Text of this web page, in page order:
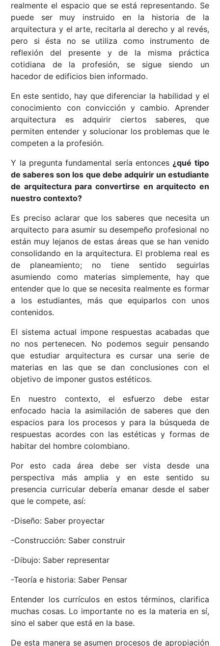
realmente el espacio que se está representando. Se
puede ser muy instruido en la historia de la
arquitectura y el arte, recitarla al derecho y al revés,
pero si ésta no se utiliza como instrumento de
reflexión del presente y de la misma práctica
cotidiana de la profesión, se sigue siendo un
hacedor de edificios bien informado.
En este sentido, hay que diferenciar la habilidad y el
conocimiento con convicción y cambio. Aprender
arquitectura es adquirir ciertos saberes, que
permiten entender y solucionar los problemas que le
competen a la profesión.
Y la pregunta fundamental sería entonces¿qué tipo
de saberes son los que debe adquirir un estudiante
de arquitectura para convertirse en arquitecto en
nuestro contexto?
Es preciso aclarar que los saberes que necesita un
arquitecto para asumir su desempeño profesional no
están muy lejanos de estas áreas que se han venido
consolidando en la arquitectura. El problema real es
de planeamiento; no tiene sentido seguirlas
asumiendo como materias simplemente, hay que
entender que lo que se necesita realmente es formar
a los estudiantes, más que equiparlos con unos
contenidos.
El sistema actual impone respuestas acabadas que
no nos pertenecen. No podemos seguir pensando
que estudiar arquitectura es cursar una serie de
materias en las que se dan conclusiones con el
objetivo de imponer gustos estéticos.
En nuestro contexto, el esfuerzo debe estar
enfocado hacia la asimilación de saberes que den
espacios para los procesos y para la búsqueda de
respuestas acordes con las estéticas y formas de
habitar del hombre colombiano.
Por esto cada área debe ser vista desde una
perspectiva más amplia y en este sentido su
presencia curricular debería emanar desde el saber
que le compete, así:
-Diseño: Saber proyectar
-Construcción: Saber construir
-Dibujo: Saber representar
-Teoría e historia: Saber Pensar
Entender los currículos en estos términos, clarifica
muchas cosas. Lo importante no es la materia en sí,
sino el saber que está en la base.
De esta manera se asumen procesos de apropiación